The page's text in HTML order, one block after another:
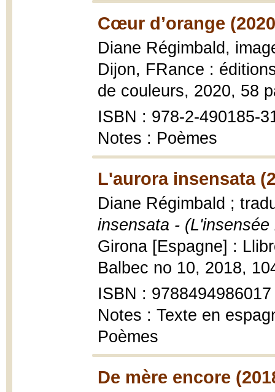
Cœur d’orange
Diane Régimbald,
Dijon, FRance :
de couleurs, 2020, 58
ISBN : 978-2-490185-
Notes : Poèmes
L'aurora insensata
Diane Régimbald ;
insensata - (L'insensée
Girona [Espagne] :
Balbec no 10, 2018,
ISBN : 9788494986017
Notes : Texte en
Poèmes
De mère encore